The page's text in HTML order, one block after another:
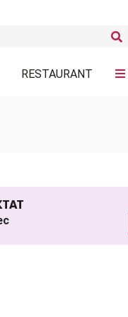
RESTAURANT